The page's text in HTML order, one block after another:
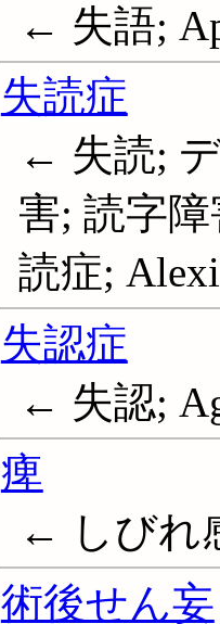
← 失語;
失読症
← 失読;
害; 読字
読症;
失認症
← 失認;
痺
← しびれ
術後せん妄